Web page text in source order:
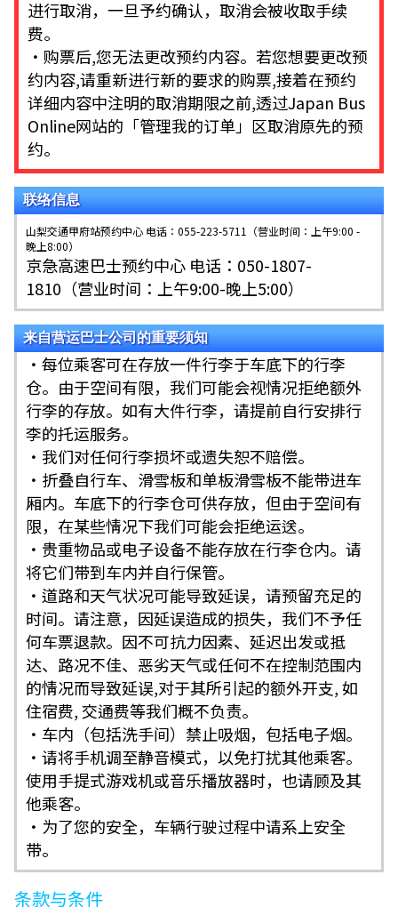
进行取消，一旦予约确认，取消会被收取手续
费。
・购票后,您无法更改预约内容。若您想要更改预
约内容,请重新进行新的要求的购票,接着在预约
详细内容中注明的取消期限之前,透过Japan Bus
Online网站的「管理我的订单」区取消原先的预
约。
联络信息
山梨交通甲府站预约中心 电话：055-223-5711（营业时间：上午9:00 -
晚上8:00）
京急高速巴士预约中心 电话：050-1807-
1810（营业时间：上午9:00-晚上5:00）
来自营运巴士公司的重要须知
・每位乘客可在存放一件行李于车底下的行李
仓。由于空间有限，我们可能会视情况拒绝额外
行李的存放。如有大件行李，请提前自行安排行
李的托运服务。
・我们对任何行李损坏或遗失恕不赔偿。
・折叠自行车、滑雪板和单板滑雪板不能带进车
厢内。车底下的行李仓可供存放，但由于空间有
限，在某些情况下我们可能会拒绝运送。
・贵重物品或电子设备不能存放在行李仓内。请
将它们带到车内并自行保管。
・道路和天气状况可能导致延误，请预留充足的
时间。请注意，因延误造成的损失，我们不予任
何车票退款。因不可抗力因素、延迟出发或抵
达、路况不佳、恶劣天气或任何不在控制范围内
的情况而导致延误,对于其所引起的额外开支, 如
住宿费, 交通费等我们概不负责。
・车内（包括洗手间）禁止吸烟，包括电子烟​​。
・请将手机调至静音模式，以免打扰其他乘客。
使用手提式游戏机或音乐播放器时，也请顾及其
他乘客。
・为了您的安全，车辆行驶过程中请系上安全
带。
条款与条件